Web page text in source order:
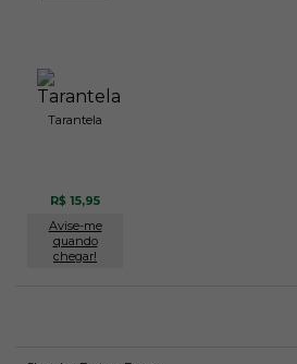
Tarantela
R$ 15,95
Avise-me
quando
chegar!